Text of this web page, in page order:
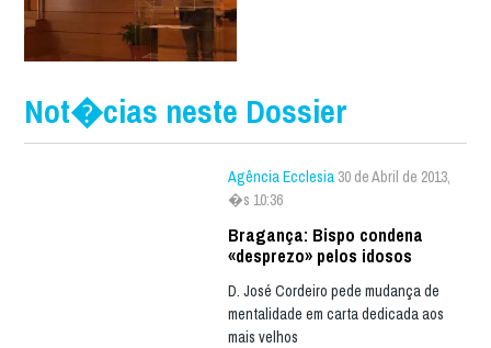
Not�cias neste Dossier
Agência Ecclesia 30 de Abril de 2013,
�s 10:36
Bragança: Bispo condena
«desprezo» pelos idosos
D. José Cordeiro pede mudança de
mentalidade em carta dedicada aos
mais velhos